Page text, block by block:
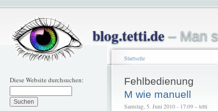
blog.tetti.de– Man
Diese Website durchsuchen:
Startseite
Fehlbedienung
M wie manuell
Samstag, 5. Juni 2010 - 17:09 – tetti